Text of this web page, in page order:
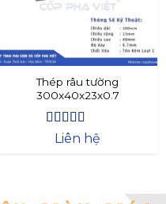
Thép râu tường
300x40x23x0.7
Được xếp
Liên hệ